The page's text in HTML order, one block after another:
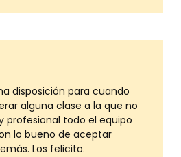
disposición para cuando
alguna clase a la que no
profesional todo el equipo
lo bueno de aceptar
Los felicito.